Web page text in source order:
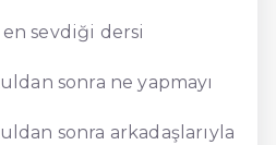
sevdiği dersi
sonra ne yapmayı
sonra arkadaşlarıyla